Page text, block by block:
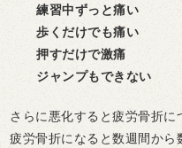
練習中ずっと痛い
歩くだけでも痛い
押すだけで激痛
ジャンプもできない
さらに悪化すると疲労骨折に
疲労骨折になると数週間か